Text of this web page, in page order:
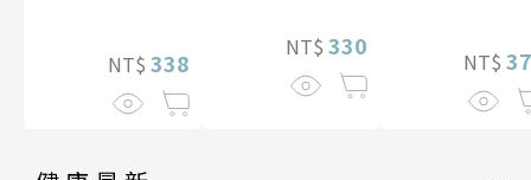
NT$ 338
NT$ 330
NT$